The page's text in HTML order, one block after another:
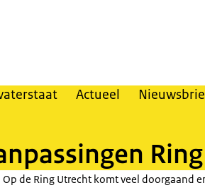
Actueel
Op de Ring Utrecht komt veel doorgaand